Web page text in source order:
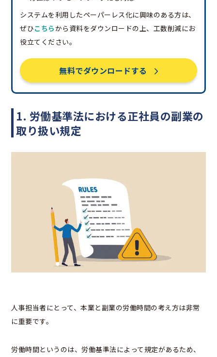
システムを利用したペーパーレス化に興味のある方は、
ぜひこちらから資料をダウンロードの上、工数削減にお
役立てください。
無料でダウンロードする
1. 労働基準法における正社員の副業の
取り扱い規定
人事担当者にとって、本業と副業の労働時間の考え方は非常
に重要です。
労働時間というのは、労働基準法によって規定があるため、